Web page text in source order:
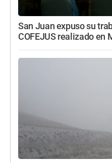
San Juan expuso su
COFEJUS realizado en